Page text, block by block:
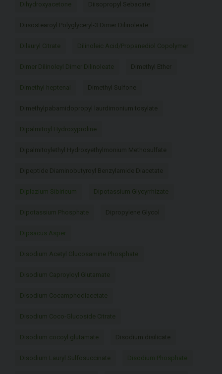
Dihydroxyacetone Diisopropyl Sebacate
Diisostearoyl Polyglyceryl-3 Dimer Dilinoleate
Dilauryl Citrate Dilinoleic Acid/Propanediol Copolymer
Dimer Dilinoleyl Dimer Dilinoleate Dimethyl Ether
Dimethyl heptenal Dimethyl Sulfone
Dimethylpabamidopropyl laurdimonium tosylate
Dipalmitoyl Hydroxyproline
Dipalmitoylethyl Hydroxyethylmonium Methosulfate
Dipeptide Diaminobutyroyl Benzylamide Diacetate
Diplazium Sibiricum Dipotassium Glycyrrhizate
Dipotassium Phosphate Dipropylene Glycol
Dipsacus Asper
Disodium Acetyl Glucosamine Phosphate
Disodium Caproyloyl Glutamate
Disodium Cocamphodiacetate
Disodium Coco-Glucoside Citrate
Disodium cocoyl glutamate Disodium disilicate
Disodium Lauryl Sulfosuccinate Disodium Phosphate